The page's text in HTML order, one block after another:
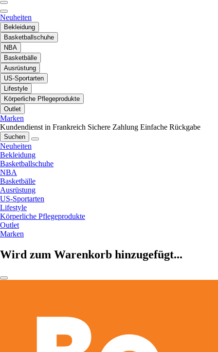
Neuheiten
Bekleidung
Basketballschuhe
NBA
Basketbälle
Ausrüstung
US-Sportarten
Lifestyle
Körperliche Pflegeprodukte
Outlet
Marken
Kundendienst in Frankreich Sichere Zahlung Einfache Rückgabe
Suchen
Neuheiten
Bekleidung
Basketballschuhe
NBA
Basketbälle
Ausrüstung
US-Sportarten
Lifestyle
Körperliche Pflegeprodukte
Outlet
Marken
Wird zum Warenkorb hinzugefügt...